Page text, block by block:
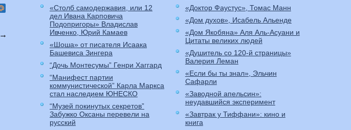
→
«Столб самодержавия, или 12
дел Ивана Карповича
Подопригоры» Владислав
Ивченко, Юрий Камаев
«Шоша» от писателя Исаака
Башевиса Зингера
“Дочь Монтесумы” Генри Хаггард
“Манифест партии
коммунистической” Карла Маркса
стал наследием ЮНЕСКО
“Музей покинутых секретов”
Забужко Оксаны перевели на
русский
«Доктор Фаустус», Томас Манн
«Дом духов», Исабель Альенде
«Дом Якобяна» Аля Аль-Асуани и
Цитаты великих людей
«Душитель со 120-й страницы»
Валерия Леман
«Если бы ты знал», Эльчин
Сафарли
«Заводной апельсин»:
неудавшийся эксперимент
«Завтрак у Тиффани»: кино и
книга